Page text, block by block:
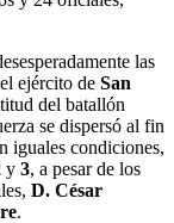
las
ejército de San
del batallón
se dispersó al fin
iguales condiciones,
y 3, a pesar de los
D. César
.